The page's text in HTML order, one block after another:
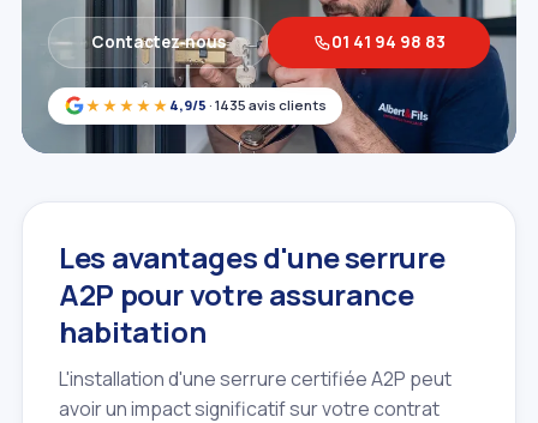
★★★★★ 4,9/5 · 1435 avis clients
Contactez‑nous 01 41 94 98 83
Les avantages d'une serrure
A2P pour votre assurance
habitation
L'installation d'une serrure certifiée A2P peut
avoir un impact significatif sur votre contrat